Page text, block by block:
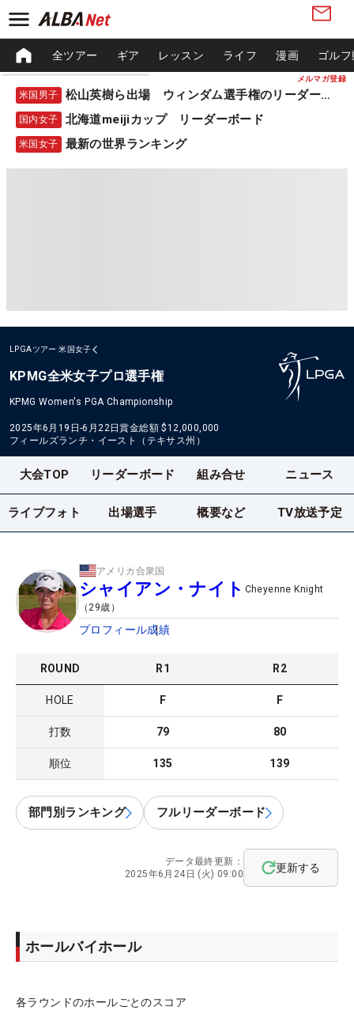
メルマガ登録
全ツアー ギア レッスン ライフ 漫画 ゴル
米国男子 松山英樹ら出場 ウィンダム選手権のリーダーボード
国内女子 北海道meijiカップ リーダーボード
米国女子 最新の世界ランキング
LPGAツアー 米国女子
KPMG全米女子プロ選手権
KPMG Women's PGA Championship
2025年6月19日-6月22日賞金総額 $12,000,000
フィールズランチ・イースト（テキサス州）
大会TOP リーダーボード 組み合せ ニュース
ライブフォト 出場選手 概要など TV放送予定
アメリカ合衆国
シャイアン・ナイト Cheyenne Knight
（29歳）
プロフィール成績
ROUND R1 R2
HOLE F F
打数 79 80
順位 135 139
部門別ランキング フルリーダーボード
データ最終更新：
2025年6月24日 (火) 09:00
更新する
ホールバイホール
各ラウンドのホールごとのスコア